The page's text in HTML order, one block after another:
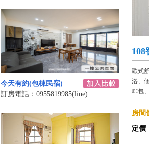
今天有約(包棟民宿)
訂房電話：0955819985(line)
歐式
浴、
啡包
房間
定價